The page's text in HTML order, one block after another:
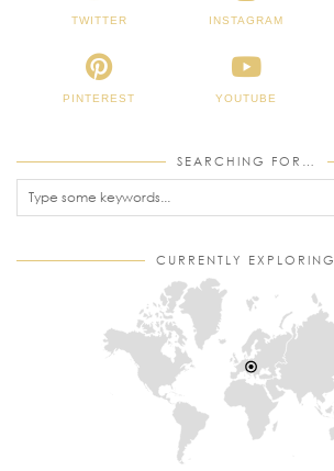
TWITTER INSTAGRAM
PINTEREST YOUTUBE
SEARCHING FOR…
CURRENTLY EXPLORING